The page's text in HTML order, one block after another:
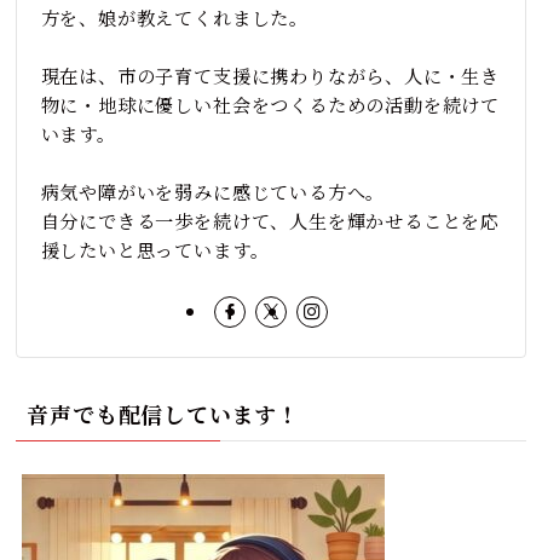
方を、娘が教えてくれました。
現在は、市の子育て支援に携わりながら、人に・生き
物に・地球に優しい社会をつくるための活動を続けて
います。
病気や障がいを弱みに感じている方へ。
自分にできる一歩を続けて、人生を輝かせることを応
援したいと思っています。
音声でも配信しています！